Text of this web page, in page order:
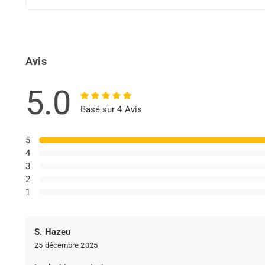
Avis
5.0 Basé sur 4 Avis
5
4
3
2
1
S. Hazeu
25 décembre 2025